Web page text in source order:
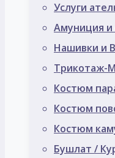
Услуги
Амуниция
Нашивки и
Трикотаж-
Костюм
Костюм
Костюм
Бушлат /